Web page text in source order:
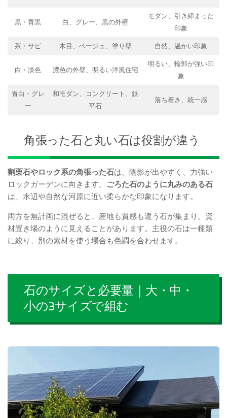
黒・青黒 白、グレー、黒の外壁
モダン、引き締まった
印象
茶・サビ 木目、ベージュ、塗り壁 自然、温かい印象
白・淡色 濃色の外壁、明るい洋風住宅
明るい、輪郭が強い印
象
青白・グレ
ー
和モダン、コンクリート、鉄
平石
落ち着き、統一感
角張った石と丸い石は役割が違う
割栗石やロック系の角張った石は、陰影が出やすく、力強い
ロックガーデンに向きます。 ごろた石のように丸みのある石
は、水辺や自然な河原に近い柔らかな印象になります。
両方を無計画に混ぜると、産地も質感も違う石が集まり、資
材置き場のように見えることがあります。主役の石は一種類
に絞り、別の素材を使う場合も色調を合わせます。
石のサイズと必要量｜大・中・
小の3サイズで組む